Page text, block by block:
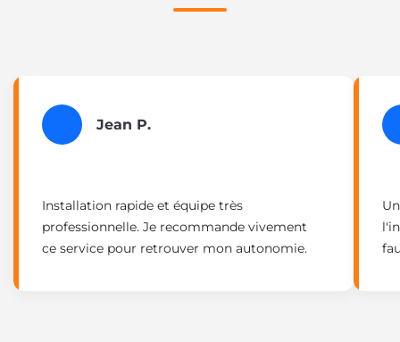
Jean P.
Installation rapide et équipe très
professionnelle. Je recommande vivement
ce service pour retrouver mon autonomie.